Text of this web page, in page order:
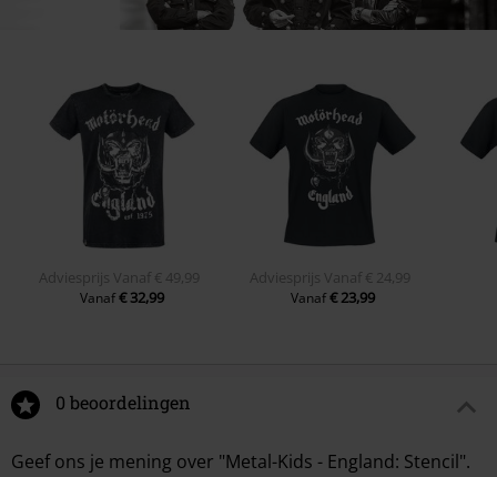
Adviesprijs Vanaf € 49,99
Vanaf€ 32,99
Adviesprijs Vanaf € 24,99
Vanaf€ 23,99
0 beoordelingen
Geef ons je mening over "Metal-Kids - England: Stencil".